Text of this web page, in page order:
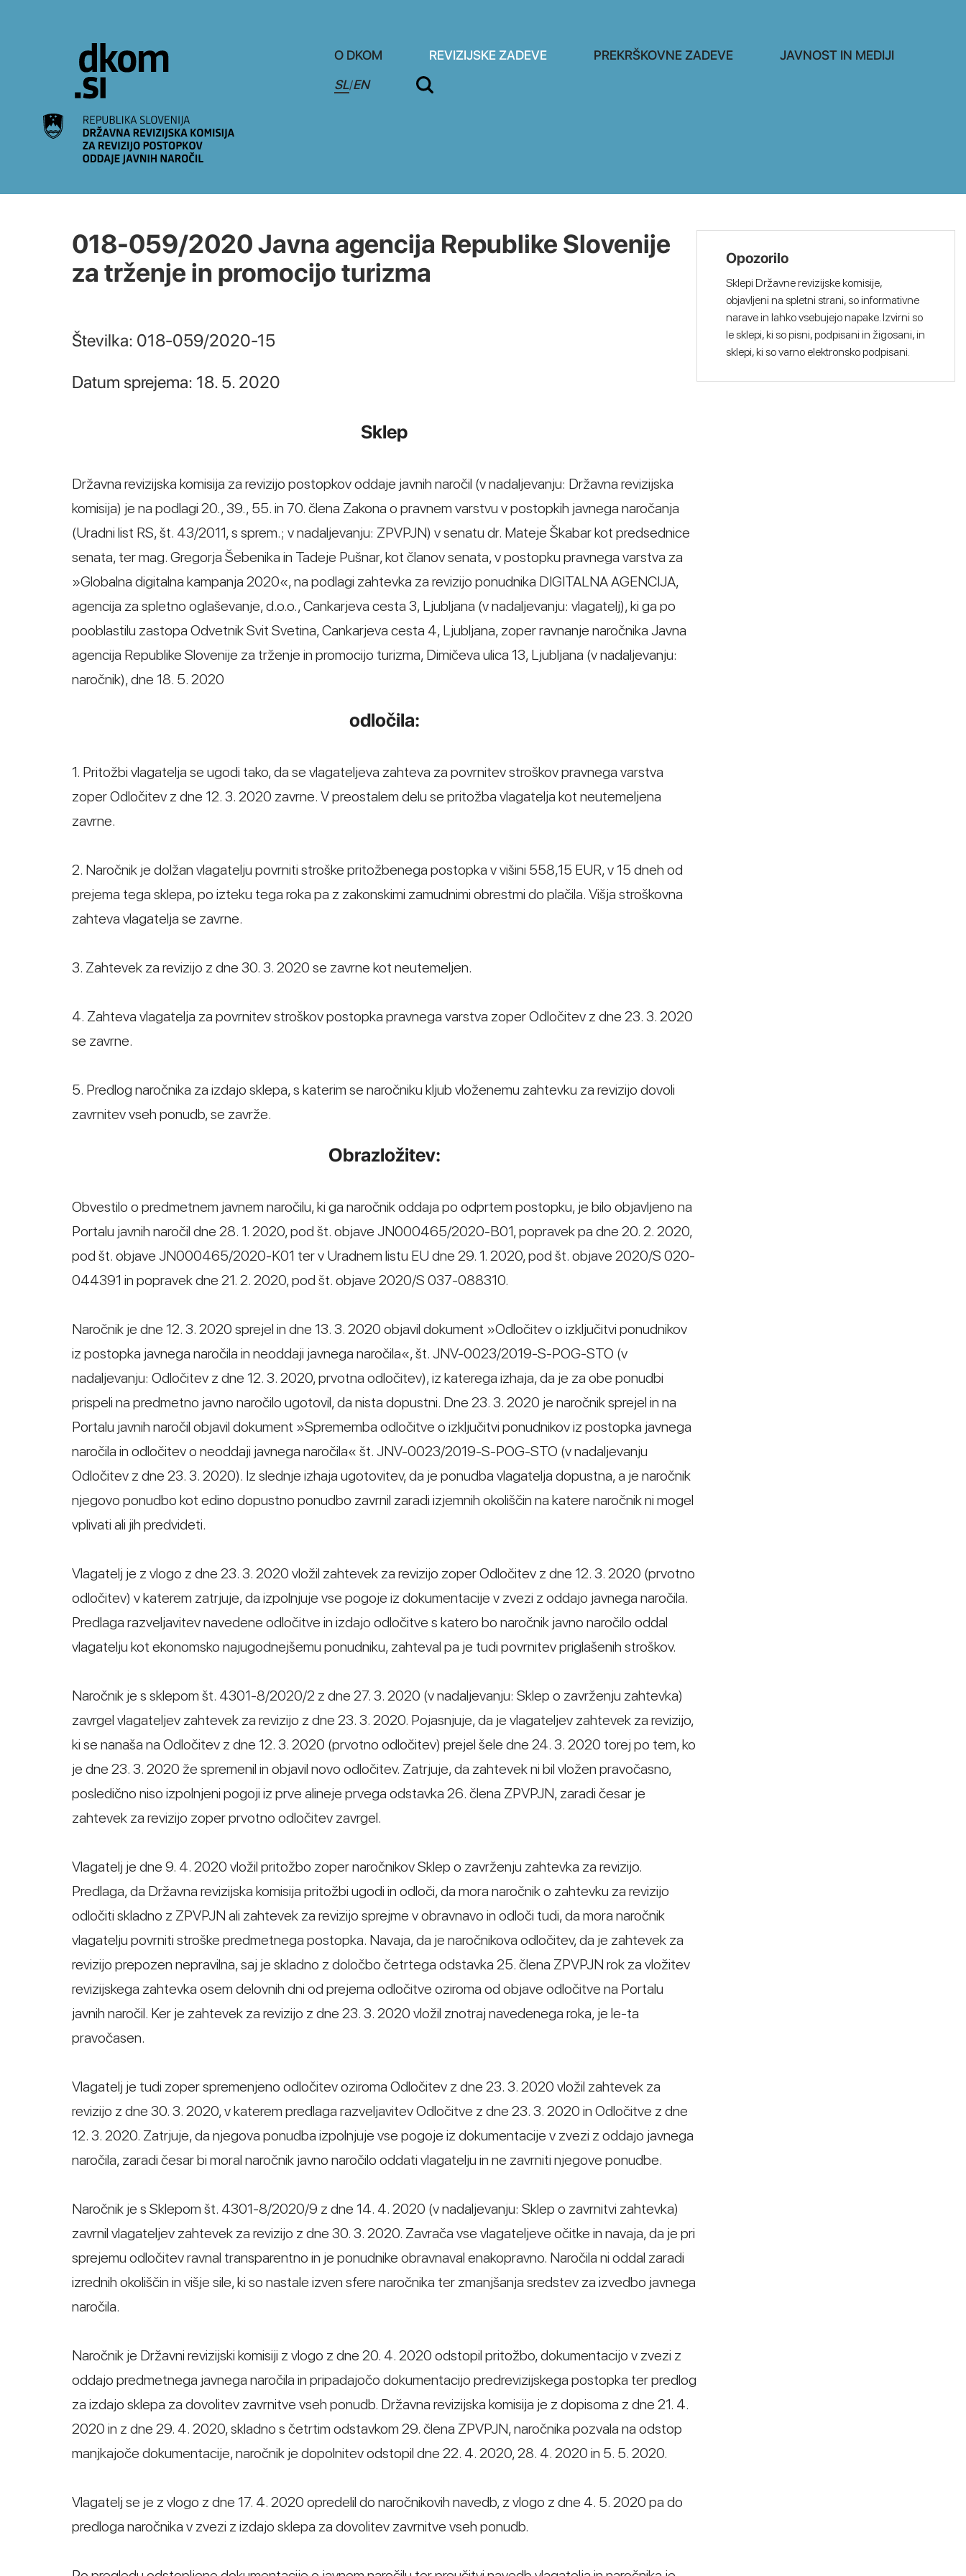
O DKOM REVIZIJSKE ZADEVE PREKRŠKOVNE ZADEVE
JAVNOST IN MEDIJI
SL/EN
018-059/2020 Javna agencija Republike Slovenije
za trženje in promocijo turizma
Številka: 018-059/2020-15
Datum sprejema: 18. 5. 2020
Sklep
Državna revizijska komisija za revizijo postopkov oddaje javnih naročil (v nadaljevanju: Državna revizijska
komisija) je na podlagi 20., 39., 55. in 70. člena Zakona o pravnem varstvu v postopkih javnega naročanja
(Uradni list RS, št. 43/2011, s sprem.; v nadaljevanju: ZPVPJN) v senatu dr. Mateje Škabar kot predsednice
senata, ter mag. Gregorja Šebenika in Tadeje Pušnar, kot članov senata, v postopku pravnega varstva za
»Globalna digitalna kampanja 2020«, na podlagi zahtevka za revizijo ponudnika DIGITALNA AGENCIJA,
agencija za spletno oglaševanje, d.o.o., Cankarjeva cesta 3, Ljubljana (v nadaljevanju: vlagatelj), ki ga po
pooblastilu zastopa Odvetnik Svit Svetina, Cankarjeva cesta 4, Ljubljana, zoper ravnanje naročnika Javna
agencija Republike Slovenije za trženje in promocijo turizma, Dimičeva ulica 13, Ljubljana (v nadaljevanju:
naročnik), dne 18. 5. 2020
odločila:
1. Pritožbi vlagatelja se ugodi tako, da se vlagateljeva zahteva za povrnitev stroškov pravnega varstva
zoper Odločitev z dne 12. 3. 2020 zavrne. V preostalem delu se pritožba vlagatelja kot neutemeljena
zavrne.
2. Naročnik je dolžan vlagatelju povrniti stroške pritožbenega postopka v višini 558,15 EUR, v 15 dneh od
prejema tega sklepa, po izteku tega roka pa z zakonskimi zamudnimi obrestmi do plačila. Višja stroškovna
zahteva vlagatelja se zavrne.
3. Zahtevek za revizijo z dne 30. 3. 2020 se zavrne kot neutemeljen.
4. Zahteva vlagatelja za povrnitev stroškov postopka pravnega varstva zoper Odločitev z dne 23. 3. 2020
se zavrne.
5. Predlog naročnika za izdajo sklepa, s katerim se naročniku kljub vloženemu zahtevku za revizijo dovoli
zavrnitev vseh ponudb, se zavrže.
Obrazložitev:
Obvestilo o predmetnem javnem naročilu, ki ga naročnik oddaja po odprtem postopku, je bilo objavljeno na
Portalu javnih naročil dne 28. 1. 2020, pod št. objave JN000465/2020-B01, popravek pa dne 20. 2. 2020,
pod št. objave JN000465/2020-K01 ter v Uradnem listu EU dne 29. 1. 2020, pod št. objave 2020/S 020-
044391 in popravek dne 21. 2. 2020, pod št. objave 2020/S 037-088310.
Naročnik je dne 12. 3. 2020 sprejel in dne 13. 3. 2020 objavil dokument »Odločitev o izključitvi ponudnikov
iz postopka javnega naročila in neoddaji javnega naročila«, št. JNV-0023/2019-S-POG-STO (v
nadaljevanju: Odločitev z dne 12. 3. 2020, prvotna odločitev), iz katerega izhaja, da je za obe ponudbi
prispeli na predmetno javno naročilo ugotovil, da nista dopustni. Dne 23. 3. 2020 je naročnik sprejel in na
Portalu javnih naročil objavil dokument »Sprememba odločitve o izključitvi ponudnikov iz postopka javnega
naročila in odločitev o neoddaji javnega naročila« št. JNV-0023/2019-S-POG-STO (v nadaljevanju
Odločitev z dne 23. 3. 2020). Iz slednje izhaja ugotovitev, da je ponudba vlagatelja dopustna, a je naročnik
njegovo ponudbo kot edino dopustno ponudbo zavrnil zaradi izjemnih okoliščin na katere naročnik ni mogel
vplivati ali jih predvideti.
Vlagatelj je z vlogo z dne 23. 3. 2020 vložil zahtevek za revizijo zoper Odločitev z dne 12. 3. 2020 (prvotno
odločitev) v katerem zatrjuje, da izpolnjuje vse pogoje iz dokumentacije v zvezi z oddajo javnega naročila.
Predlaga razveljavitev navedene odločitve in izdajo odločitve s katero bo naročnik javno naročilo oddal
vlagatelju kot ekonomsko najugodnejšemu ponudniku, zahteval pa je tudi povrnitev priglašenih stroškov.
Naročnik je s sklepom št. 4301-8/2020/2 z dne 27. 3. 2020 (v nadaljevanju: Sklep o zavrženju zahtevka)
zavrgel vlagateljev zahtevek za revizijo z dne 23. 3. 2020. Pojasnjuje, da je vlagateljev zahtevek za revizijo,
ki se nanaša na Odločitev z dne 12. 3. 2020 (prvotno odločitev) prejel šele dne 24. 3. 2020 torej po tem, ko
je dne 23. 3. 2020 že spremenil in objavil novo odločitev. Zatrjuje, da zahtevek ni bil vložen pravočasno,
posledično niso izpolnjeni pogoji iz prve alineje prvega odstavka 26. člena ZPVPJN, zaradi česar je
zahtevek za revizijo zoper prvotno odločitev zavrgel.
Vlagatelj je dne 9. 4. 2020 vložil pritožbo zoper naročnikov Sklep o zavrženju zahtevka za revizijo.
Predlaga, da Državna revizijska komisija pritožbi ugodi in odloči, da mora naročnik o zahtevku za revizijo
odločiti skladno z ZPVPJN ali zahtevek za revizijo sprejme v obravnavo in odloči tudi, da mora naročnik
vlagatelju povrniti stroške predmetnega postopka. Navaja, da je naročnikova odločitev, da je zahtevek za
revizijo prepozen nepravilna, saj je skladno z določbo četrtega odstavka 25. člena ZPVPJN rok za vložitev
revizijskega zahtevka osem delovnih dni od prejema odločitve oziroma od objave odločitve na Portalu
javnih naročil. Ker je zahtevek za revizijo z dne 23. 3. 2020 vložil znotraj navedenega roka, je le-ta
pravočasen.
Vlagatelj je tudi zoper spremenjeno odločitev oziroma Odločitev z dne 23. 3. 2020 vložil zahtevek za
revizijo z dne 30. 3. 2020, v katerem predlaga razveljavitev Odločitve z dne 23. 3. 2020 in Odločitve z dne
12. 3. 2020. Zatrjuje, da njegova ponudba izpolnjuje vse pogoje iz dokumentacije v zvezi z oddajo javnega
naročila, zaradi česar bi moral naročnik javno naročilo oddati vlagatelju in ne zavrniti njegove ponudbe.
Naročnik je s Sklepom št. 4301-8/2020/9 z dne 14. 4. 2020 (v nadaljevanju: Sklep o zavrnitvi zahtevka)
zavrnil vlagateljev zahtevek za revizijo z dne 30. 3. 2020. Zavrača vse vlagateljeve očitke in navaja, da je pri
sprejemu odločitev ravnal transparentno in je ponudnike obravnaval enakopravno. Naročila ni oddal zaradi
izrednih okoliščin in višje sile, ki so nastale izven sfere naročnika ter zmanjšanja sredstev za izvedbo javnega
naročila.
Naročnik je Državni revizijski komisiji z vlogo z dne 20. 4. 2020 odstopil pritožbo, dokumentacijo v zvezi z
oddajo predmetnega javnega naročila in pripadajočo dokumentacijo predrevizijskega postopka ter predlog
za izdajo sklepa za dovolitev zavrnitve vseh ponudb. Državna revizijska komisija je z dopisoma z dne 21. 4.
2020 in z dne 29. 4. 2020, skladno s četrtim odstavkom 29. člena ZPVPJN, naročnika pozvala na odstop
manjkajoče dokumentacije, naročnik je dopolnitev odstopil dne 22. 4. 2020, 28. 4. 2020 in 5. 5. 2020.
Vlagatelj se je z vlogo z dne 17. 4. 2020 opredelil do naročnikovih navedb, z vlogo z dne 4. 5. 2020 pa do
predloga naročnika v zvezi z izdajo sklepa za dovolitev zavrnitve vseh ponudb.
Opozorilo
Sklepi Državne revizijske komisije,
objavljeni na spletni strani, so informativne
narave in lahko vsebujejo napake. Izvirni so
le sklepi, ki so pisni, podpisani in žigosani, in
sklepi, ki so varno elektronsko podpisani.